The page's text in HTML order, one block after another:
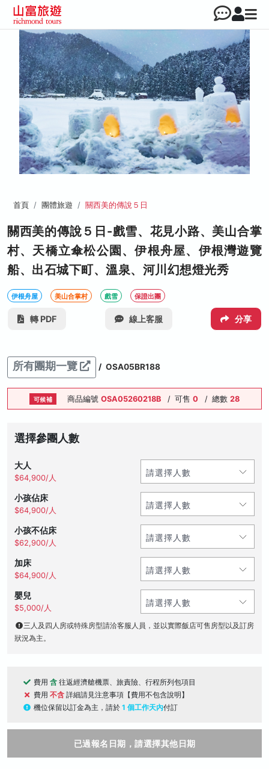
首頁 團體旅遊 關西美的傳說５日
關西美的傳說５日-戲雪、花見小路、美山合掌
村、天橋立傘松公園、伊根舟屋、伊根灣遊覽
船、出石城下町、溫泉、河川幻想燈光秀
伊根舟屋 美山合掌村 戲雪 保證出團
轉 PDF 線上客服 分享
所有團期一覽 / OSA05BR188
可候補 商品編號OSA05260218B / 可售0 / 總數28
選擇參團人數
大人
$64,900/人
小孩佔床
$64,900/人
小孩不佔床
$62,900/人
加床
$64,900/人
嬰兒
$5,000/人
三人及四人房或特殊房型請洽客服人員，並以實際飯店可售房型以及訂房
狀況為主。
費用 含 往返經濟艙機票、旅責險、行程所列包項目
費用 不含 詳細請見注意事項【費用不包含說明】
機位保留以訂金為主，請於 1 個工作天內付訂
已過報名日期，請選擇其他日期